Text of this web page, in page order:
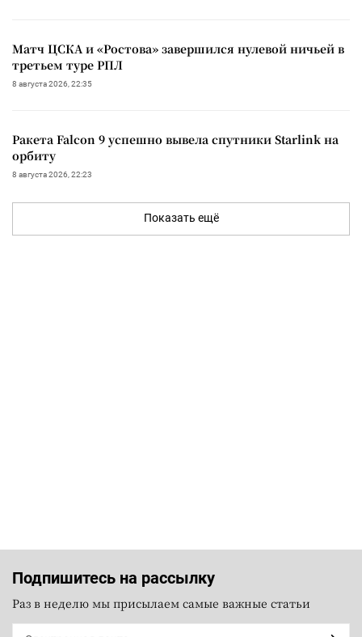
Матч ЦСКА и «Ростова» завершился нулевой ничьей в
третьем туре РПЛ
8 августа 2026, 22:35
Ракета Falcon 9 успешно вывела спутники Starlink на
орбиту
8 августа 2026, 22:23
Показать ещё
Подпишитесь на рассылку
Раз в неделю мы присылаем самые важные статьи